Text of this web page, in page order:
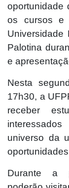
oportunidade
os cursos e
Universidade
Palotina
e
Nesta
17h30, a
receber
universo da
Durante a